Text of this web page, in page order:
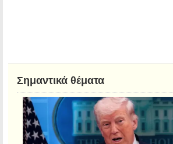
Σημαντικά θέματα